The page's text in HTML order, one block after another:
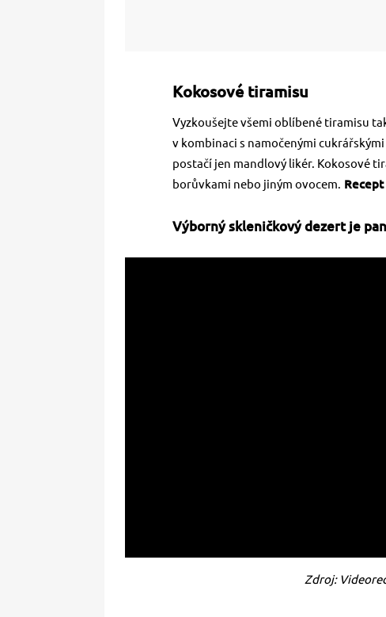
Kokosové tiramisu
Vyzkoušejte všemi oblíbené tiramisu
v kombinaci s namočenými
postačí jen mandlový likér. Kokosové
borůvkami nebo jiným ovocem.
Výborný skleničkový dezert je
Zdroj: